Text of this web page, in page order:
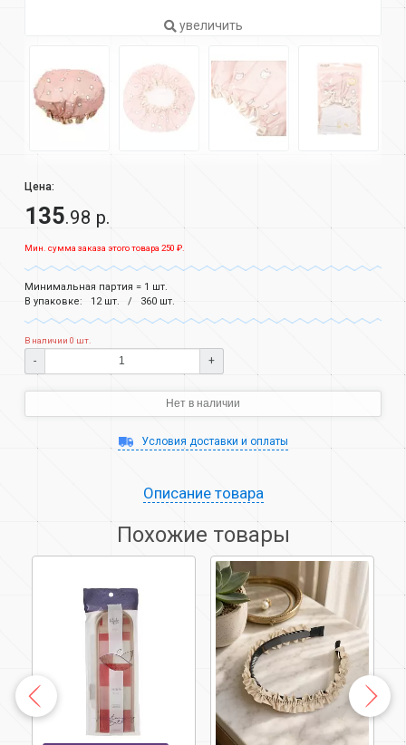
увеличить
Цена:
135.98 р.
Мин. сумма заказа этого товара 250 ₽.
Минимальная партия = 1 шт.
В упаковке:
12 шт. 360 шт.
В наличии 0 шт.
- +
Нет в наличии
Условия доставки и оплаты
Описание товара
Похожие товары